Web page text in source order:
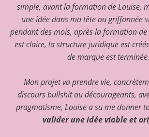
simple, avant la formation de Louise,
une idée dans ma tête ou griffonnée
pendant des mois, après la formation
est claire, la structure juridique est
de marque est terminée.
Mon projet va prendre vie,
discours bullshit ou décourageants,
pragmatisme, Louise a su me donner
valider une idée viable et